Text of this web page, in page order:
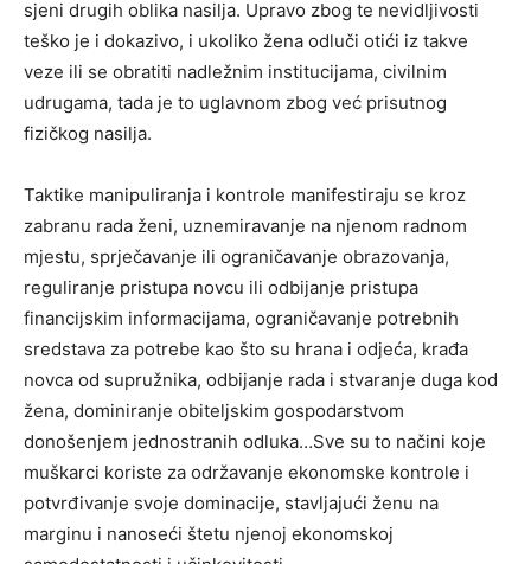
sjeni drugih oblika nasilja. Upravo zbog te nevidljivosti
teško je i dokazivo, i ukoliko žena odluči otići iz takve
veze ili se obratiti nadležnim institucijama, civilnim
udrugama, tada je to uglavnom zbog već prisutnog
fizičkog nasilja.
Taktike manipuliranja i kontrole manifestiraju se kroz
zabranu rada ženi, uznemiravanje na njenom radnom
mjestu, sprječavanje ili ograničavanje obrazovanja,
reguliranje pristupa novcu ili odbijanje pristupa
financijskim informacijama, ograničavanje potrebnih
sredstava za potrebe kao što su hrana i odjeća, krađa
novca od supružnika, odbijanje rada i stvaranje duga kod
žena, dominiranje obiteljskim gospodarstvom
donošenjem jednostranih odluka…Sve su to načini koje
muškarci koriste za održavanje ekonomske kontrole i
potvrđivanje svoje dominacije, stavljajući ženu na
marginu i nanoseći štetu njenoj ekonomskoj